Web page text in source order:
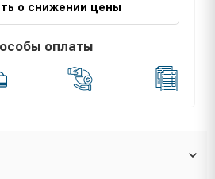
о снижении цены
оплаты